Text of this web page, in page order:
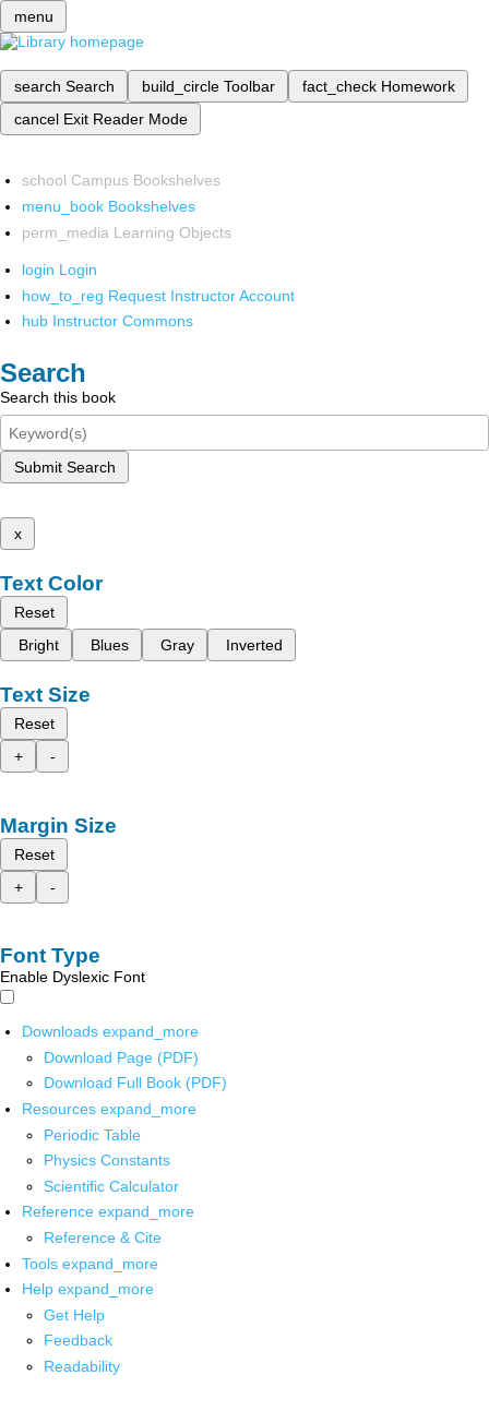
menu
search Search build_circle Toolbar fact_check Homework
cancel Exit Reader Mode
school Campus Bookshelves
menu_book Bookshelves
perm_media Learning Objects
login Login
how_to_reg Request Instructor Account
hub Instructor Commons
Search
Search this book
Submit Search
x
Text Color
Reset
Bright
Blues Gray Inverted
Text Size
Reset
+
-
Margin Size
Reset
+
-
Font Type
Enable Dyslexic Font
Downloads expand_more
Download Page (PDF)
Download Full Book (PDF)
Resources expand_more
Periodic Table
Physics Constants
Scientific Calculator
Reference expand_more
Reference & Cite
Tools expand_more
Help expand_more
Get Help
Feedback
Readability